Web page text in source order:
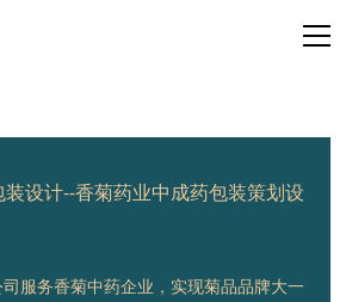
设计--香菊药业中成药包装策划设
服务香菊中药企业，实现菊品品牌大一